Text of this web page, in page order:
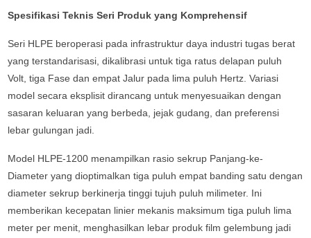
Spesifikasi Teknis Seri Produk yang Komprehensif
Seri HLPE beroperasi pada infrastruktur daya industri tugas berat
yang terstandarisasi, dikalibrasi untuk tiga ratus delapan puluh
Volt, tiga Fase dan empat Jalur pada lima puluh Hertz. Variasi
model secara eksplisit dirancang untuk menyesuaikan dengan
sasaran keluaran yang berbeda, jejak gudang, dan preferensi
lebar gulungan jadi.
Model HLPE-1200 menampilkan rasio sekrup Panjang-ke-
Diameter yang dioptimalkan tiga puluh empat banding satu dengan
diameter sekrup berkinerja tinggi tujuh puluh milimeter. Ini
memberikan kecepatan linier mekanis maksimum tiga puluh lima
meter per menit, menghasilkan lebar produk film gelembung jadi